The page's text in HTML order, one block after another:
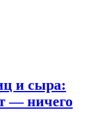
и сыра:
— ничего